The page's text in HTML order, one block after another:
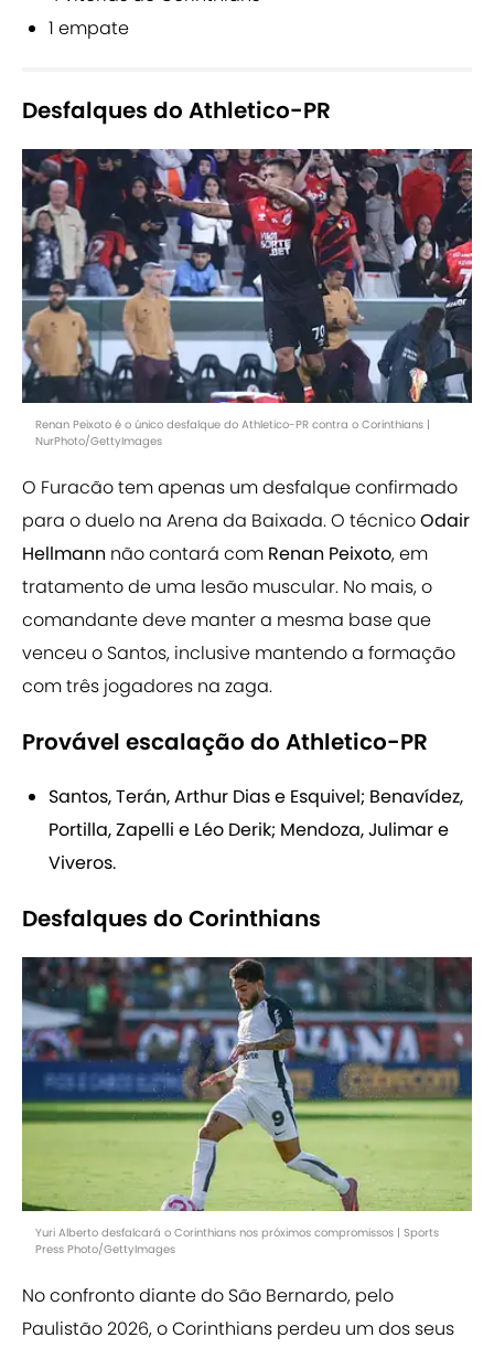
1 empate
Desfalques do Athletico-PR
Renan Peixoto é o único desfalque do Athletico-PR contra o Corinthians |
NurPhoto/GettyImages
O Furacão tem apenas um desfalque confirmado
para o duelo na Arena da Baixada. O técnicoOdair
Hellmann não contará com Renan Peixoto, em
tratamento de uma lesão muscular. No mais, o
comandante deve manter a mesma base que
venceu o Santos, inclusive mantendo a formação
com três jogadores na zaga.
Provável escalação do Athletico-PR
Santos, Terán, Arthur Dias e Esquivel; Benavídez,
Portilla, Zapelli e Léo Derik; Mendoza, Julimar e
Viveros.
Desfalques do Corinthians
Yuri Alberto desfalcará o Corinthians nos próximos compromissos | Sports
Press Photo/GettyImages
No confronto diante do São Bernardo, pelo
Paulistão 2026, o Corinthians perdeu um dos seus